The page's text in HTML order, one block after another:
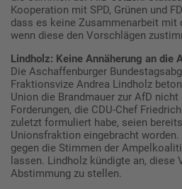
Kooperation mit SPD, Grünen und
dass es keine Zusammenarbeit mit
wenn diese den Vorschlägen
Lindholz: Keine Annäherung an die
Die Aschaffenburger
Fraktionsvize Andrea Lindholz
Union die Brandmauer zur AfD
Forderungen, die CDU-Chef
zuletzt formuliert habe, seien
Unionsfraktion eingebracht
gegen die Stimmen der
lassen. Lindholz kündigte an, diese
Abstimmung zu stellen.